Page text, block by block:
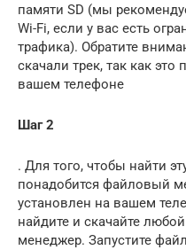
памяти SD (мы
Wi-Fi, если у вас есть
трафика). Обратите
скачали трек, так как
вашем телефоне
Шаг 2
. Для того, чтобы найти
понадобится файловый
установлен на вашем
найдите и скачайте
менеджер. Запустите